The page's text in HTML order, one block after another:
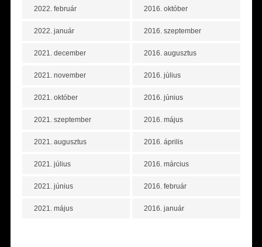
2022. február
2022. január
2021. december
2021. november
2021. október
2021. szeptember
2021. augusztus
2021. július
2021. június
2021. május
2016. október
2016. szeptember
2016. augusztus
2016. július
2016. június
2016. május
2016. április
2016. március
2016. február
2016. január